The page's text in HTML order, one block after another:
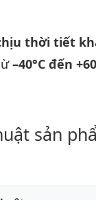
thời tiết
–40°C đến
sản